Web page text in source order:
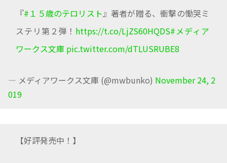
『#１５歳のテロリスト』著者が贈る、衝撃の慟哭ミ
ステリ第２弾！ https://t.co/LjZS60HQDS#メディア
ワークス文庫 pic.twitter.com/dTLUSRUBE8
— メディアワークス文庫 (@mwbunko) November 24, 2
019
【好評発売中！】